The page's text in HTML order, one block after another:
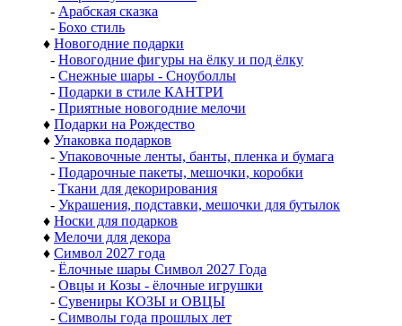
- Арабская сказка
- Бохо стиль
♦ Новогодние подарки
- Новогодние фигуры на ёлку и под ёлку
- Снежные шары - Сноуболлы
- Подарки в стиле КАНТРИ
- Приятные новогодние мелочи
♦ Подарки на Рождество
♦ Упаковка подарков
- Упаковочные ленты, банты, пленка и бумага
- Подарочные пакеты, мешочки, коробки
- Ткани для декорирования
- Украшения, подставки, мешочки для бутылок
♦ Носки для подарков
♦ Мелочи для декора
♦ Символ 2027 года
- Ёлочные шары Символ 2027 Года
- Овцы и Козы - ёлочные игрушки
- Сувениры КОЗЫ и ОВЦЫ
- Символы года прошлых лет